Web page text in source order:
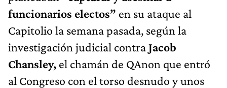
funcionarios electos” en su ataque al
Capitolio la semana pasada, según la
investigación judicial contraJacob
Chansley, el chamán de QAnon que entró
al Congreso con el torso desnudo y unos